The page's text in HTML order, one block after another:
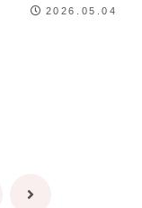
2026.05.04
次